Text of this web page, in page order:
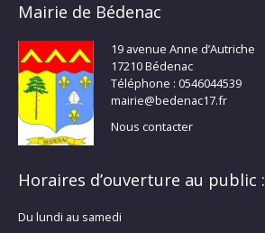
Mairie de Bédenac
19 avenue Anne d’Autriche
17210 Bédenac
Téléphone : 0546044539
mairie@bedenac17.fr
Nous contacter
Horaires d’ouverture au public :
Du lundi au samedi